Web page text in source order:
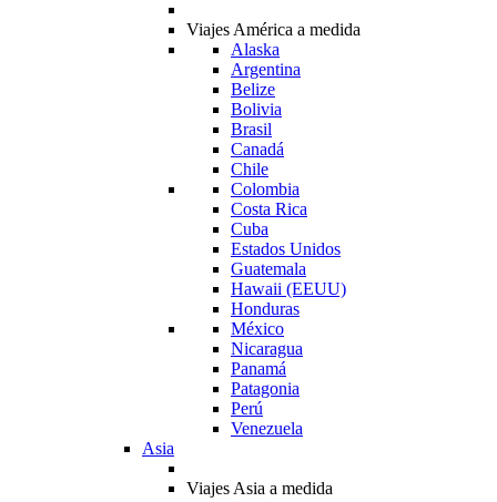
Viajes América a medida
Alaska
Argentina
Belize
Bolivia
Brasil
Canadá
Chile
Colombia
Costa Rica
Cuba
Estados Unidos
Guatemala
Hawaii (EEUU)
Honduras
México
Nicaragua
Panamá
Patagonia
Perú
Venezuela
Asia
Viajes Asia a medida